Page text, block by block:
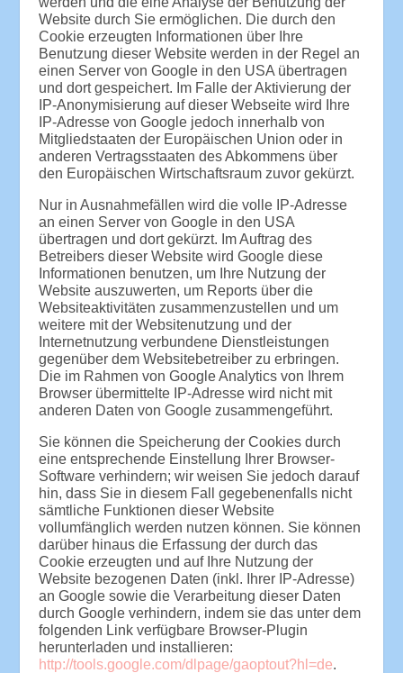
Website durch Sie ermöglichen. Die durch den
Cookie erzeugten Informationen über Ihre
Benutzung dieser Website werden in der Regel an
einen Server von Google in den USA übertragen
und dort gespeichert. Im Falle der Aktivierung der
IP-Anonymisierung auf dieser Webseite wird Ihre
IP-Adresse von Google jedoch innerhalb von
Mitgliedstaaten der Europäischen Union oder in
anderen Vertragsstaaten des Abkommens über
den Europäischen Wirtschaftsraum zuvor gekürzt.
Nur in Ausnahmefällen wird die volle IP-Adresse
an einen Server von Google in den USA
übertragen und dort gekürzt. Im Auftrag des
Betreibers dieser Website wird Google diese
Informationen benutzen, um Ihre Nutzung der
Website auszuwerten, um Reports über die
Websiteaktivitäten zusammenzustellen und um
weitere mit der Websitenutzung und der
Internetnutzung verbundene Dienstleistungen
gegenüber dem Websitebetreiber zu erbringen.
Die im Rahmen von Google Analytics von Ihrem
Browser übermittelte IP-Adresse wird nicht mit
anderen Daten von Google zusammengeführt.
Sie können die Speicherung der Cookies durch
eine entsprechende Einstellung Ihrer Browser-
Software verhindern; wir weisen Sie jedoch darauf
hin, dass Sie in diesem Fall gegebenenfalls nicht
sämtliche Funktionen dieser Website
vollumfänglich werden nutzen können. Sie können
darüber hinaus die Erfassung der durch das
Cookie erzeugten und auf Ihre Nutzung der
Website bezogenen Daten (inkl. Ihrer IP-Adresse)
an Google sowie die Verarbeitung dieser Daten
durch Google verhindern, indem sie das unter dem
folgenden Link verfügbare Browser-Plugin
herunterladen und installieren:
http://tools.google.com/dlpage/gaoptout?hl=de.